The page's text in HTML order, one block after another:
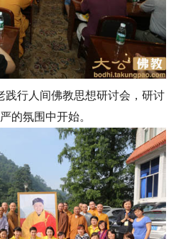
践行人间佛教思想研讨会，研讨
的氛围中开始。